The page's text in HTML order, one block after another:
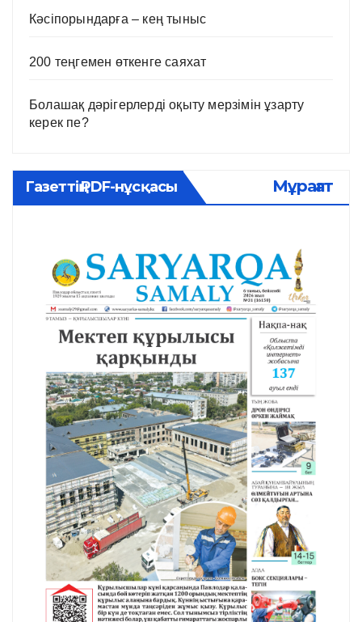
Кәсіпорындарға – кең тыныс
200 теңгемен өткенге саяхат
Болашақ дәрігерлерді оқыту мерзімін ұзарту
керек пе?
Газеттің PDF-нұсқасы Мұрағат